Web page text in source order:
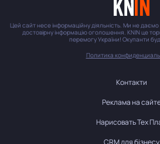
Цей сайт несе інформаційну діяльність. Ми не
достовірну інформацію оголошення. KNIN це
перемогу України! Окупанти
Политика
Контакти
Реклама на
Нарисовать Тех
CRM для бізнесу